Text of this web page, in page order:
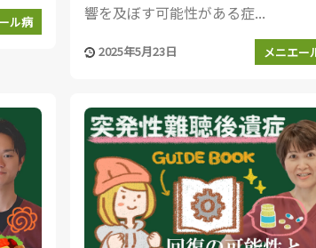
ル病
響を及ぼす可能性がある症...
2025年5月23日 メニエー